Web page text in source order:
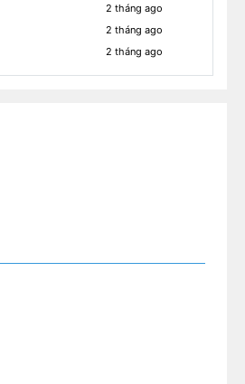
2 tháng ago
2 tháng ago
2 tháng ago